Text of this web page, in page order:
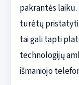
pakrantės
turėtų pristatyti
tai gali tapti
technologijų
išmaniojo